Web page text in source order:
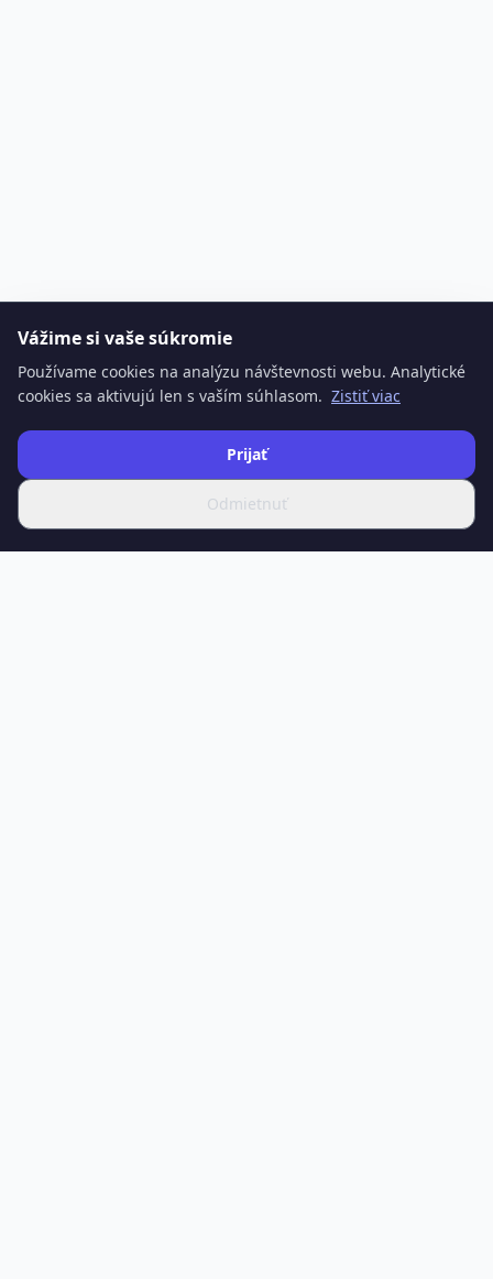
Vážime si vaše súkromie
Používame cookies na analýzu návštevnosti webu. Analytické
cookies sa aktivujú len s vaším súhlasom. Zistiť viac
Odmietnuť
Prijať